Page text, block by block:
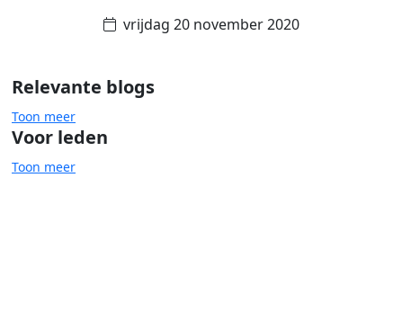
vrijdag 20 november 2020
Relevante blogs
Toon meer
Voor leden
Toon meer